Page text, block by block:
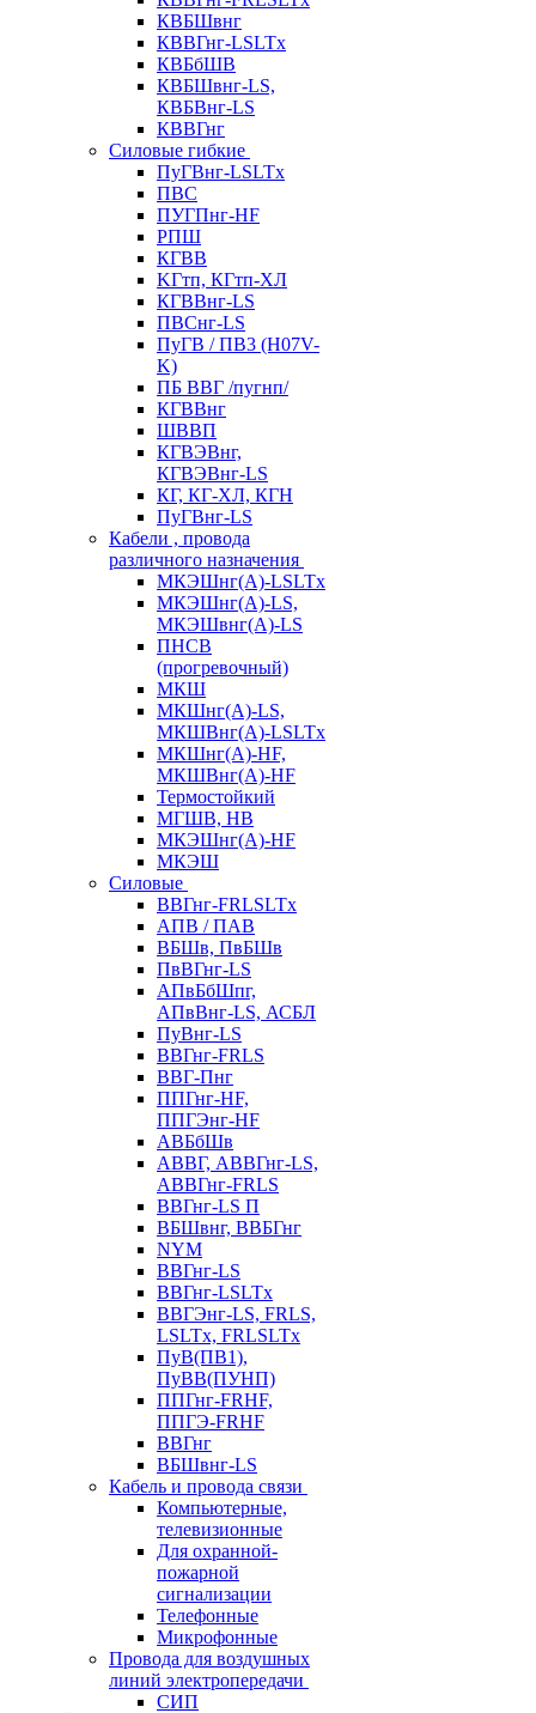
КВБШвнг
КВВГнг-LSLTx
КВБбШВ
КВБШвнг-LS,
КВБВнг-LS
КВВГнг
Силовые гибкие
ПуГВнг-LSLTx
ПВС
ПУГПнг-HF
РПШ
КГВВ
KГтп, КГтп-ХЛ
КГВВнг-LS
ПВСнг-LS
ПуГВ / ПВ3 (H07V-
K)
ПБ ВВГ /пугнп/
КГВВнг
ШВВП
КГВЭВнг,
КГВЭВнг-LS
КГ, КГ-ХЛ, КГН
ПуГВнг-LS
Кабели , провода
различного назначения
МКЭШнг(А)-LSLTx
МКЭШнг(А)-LS,
МКЭШвнг(А)-LS
ПНСВ
(прогревочный)
МКШ
МКШнг(А)-LS,
МКШВнг(А)-LSLTx
МКШнг(А)-HF,
МКШВнг(А)-HF
Термостойкий
МГШВ, НВ
МКЭШнг(А)-HF
МКЭШ
Силовые
ВВГнг-FRLSLTx
АПВ / ПАВ
ВБШв, ПвБШв
ПвВГнг-LS
АПвБбШпг,
АПвВнг-LS, АСБЛ
ПуВнг-LS
ВВГнг-FRLS
ВВГ-Пнг
ППГнг-HF,
ППГЭнг-HF
АВБбШв
АВВГ, АВВГнг-LS,
АВВГнг-FRLS
ВВГнг-LS П
ВБШвнг, ВВБГнг
NYM
ВВГнг-LS
ВВГнг-LSLTx
ВВГЭнг-LS, FRLS,
LSLTx, FRLSLTx
ПуВ(ПВ1),
ПуВВ(ПУНП)
ППГнг-FRHF,
ППГЭ-FRHF
ВВГнг
ВБШвнг-LS
Кабель и провода связи
Компьютерные,
телевизионные
Для охранной-
пожарной
сигнализации
Телефонные
Микрофонные
Провода для воздушных
линий электропередачи
СИП